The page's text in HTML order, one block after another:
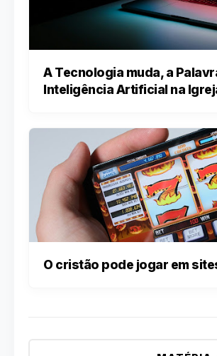
A Tecnologia muda, a
Inteligência Artificial na
O cristão pode jogar em